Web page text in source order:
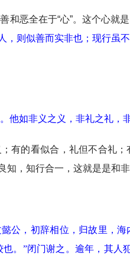
和恶全在于“心”。这个心就
，则似善而实非也；现行虽
他如非义之义，非礼之礼，
有的看似合，礼但不合礼
知，知行合一，这就是是和非
公，初辞相位，归故里，
。”闭门谢之。逾年，其人